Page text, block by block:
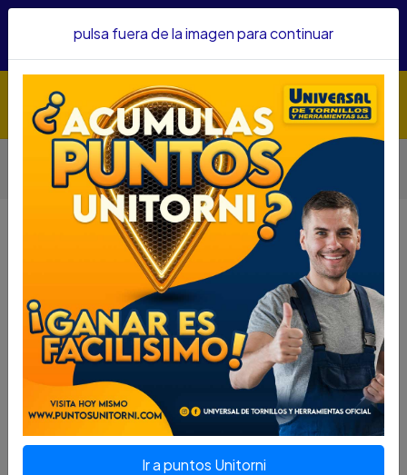
confianza&nbsp;Recibe un KIT PARRILLERO por compras
Inicio Abrasivos
Fresas
FRESA DREMEL PARA GRABAR P/DELGADA 1/16-1.6MM
2615.011.3AC-000
FRESA DREMEL PARA GRABAR
P/DELGADA 1/16-1.6MM
2615.011.3AC-000
DESCRIPCIÓN
SKU...75255008
FRESA DREMEL PARA GRABAR P/DELGADA 1/16-
1.6MM 2615.011.3AC-000
pulsa fuera de la imagen para continuar
Ir a puntos Unitorni